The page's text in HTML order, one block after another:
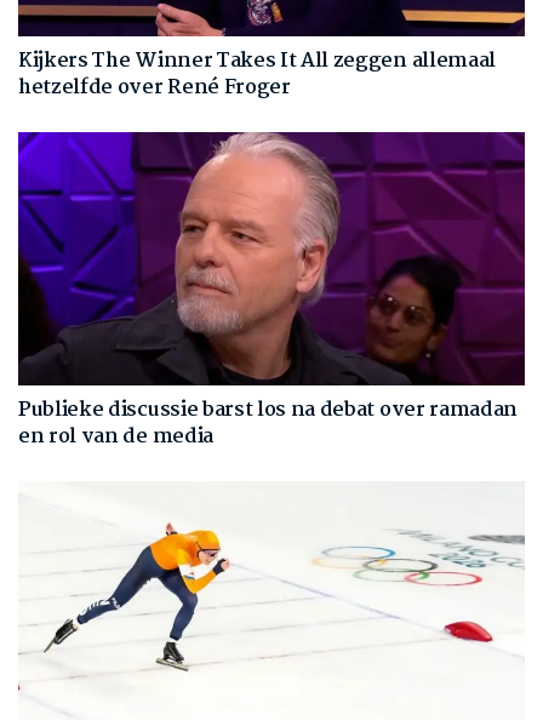
Kijkers The Winner Takes It All zeggen allemaal
hetzelfde over René Froger
Publieke discussie barst los na debat over ramadan
en rol van de media